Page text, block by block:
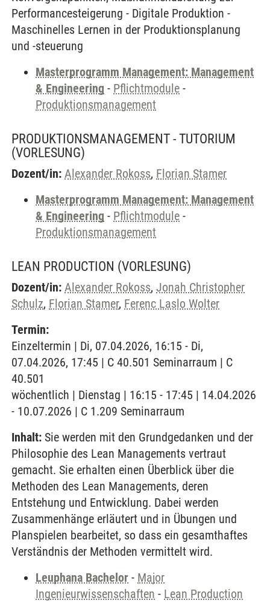
Performancesteigerung - Digitale Produktion -
Maschinelles Lernen in der Produktionsplanung
und -steuerung
Masterprogramm Management: Management
& Engineering - Pflichtmodule -
Produktionsmanagement
PRODUKTIONSMANAGEMENT - TUTORIUM
(VORLESUNG)
Dozent/in: Alexander Rokoss, Florian Stamer
Masterprogramm Management: Management
& Engineering - Pflichtmodule -
Produktionsmanagement
LEAN PRODUCTION (VORLESUNG)
Dozent/in: Alexander Rokoss, Jonah Christopher
Schulz, Florian Stamer, Ferenc Laslo Wolter
Termin:
Einzeltermin | Di, 07.04.2026, 16:15 - Di,
07.04.2026, 17:45 | C 40.501 Seminarraum | C
40.501
wöchentlich | Dienstag | 16:15 - 17:45 | 14.04.2026
- 10.07.2026 | C 1.209 Seminarraum
Inhalt: Sie werden mit den Grundgedanken und der
Philosophie des Lean Managements vertraut
gemacht. Sie erhalten einen Überblick über die
Methoden des Lean Managements, deren
Entstehung und Entwicklung. Dabei werden
Zusammenhänge erläutert und in Übungen und
Planspielen bearbeitet, so dass ein gesamthaftes
Verständnis der Methoden vermittelt wird.
Leuphana Bachelor - Major
Ingenieurwissenschaften - Lean Production